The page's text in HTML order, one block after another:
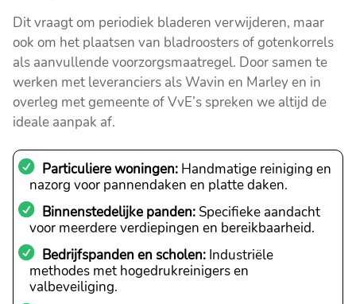
Dit vraagt om periodiek bladeren verwijderen, maar
ook om het plaatsen van bladroosters of gotenkorrels
als aanvullende voorzorgsmaatregel. Door samen te
werken met leveranciers als Wavin en Marley en in
overleg met gemeente of VvE’s spreken we altijd de
ideale aanpak af.
Particuliere woningen: Handmatige reiniging en
nazorg voor pannendaken en platte daken.
Binnenstedelijke panden: Specifieke aandacht
voor meerdere verdiepingen en bereikbaarheid.
Bedrijfspanden en scholen: Industriële
methodes met hogedrukreinigers en
valbeveiliging.